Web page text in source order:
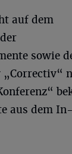
auf dem
sowie
aus dem